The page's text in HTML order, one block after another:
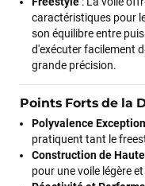
caractéristiques pour
son équilibre entre
d'exécuter facilement
grande précision.
Points Forts de la
Polyvalence
pratiquent tant le
Construction de
pour une voile légère
François
J’ai commandé un
avec moi les
sur le matériel à
plus. Niveau réactivité,
le lendemain, et j’ai